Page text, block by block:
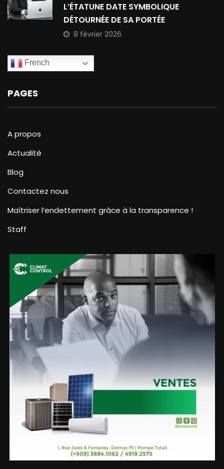
L’ÉTATUNE DATE SYMBOLIQUE
DÉTOURNÉE DE SA PORTÉE
8 février 2026
French
PAGES
A propos
Actualité
Blog
Contactez nous
Maîtriser l’endettement grâce à la transparence !
Staff